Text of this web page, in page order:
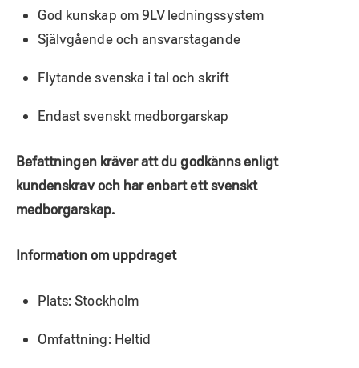
God kunskap om 9LV ledningssystem
Självgående och ansvarstagande
Flytande svenska i tal och skrift
Endast svenskt medborgarskap
Befattningen kräver att du godkänns enligt
kundenskrav och har enbart ett svenskt
medborgarskap.
Information om uppdraget
Plats: Stockholm
Omfattning: Heltid